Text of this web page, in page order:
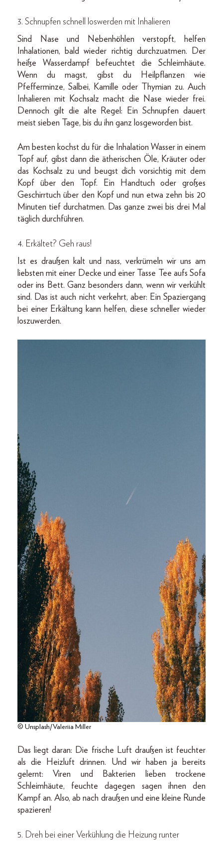
3. Schnupfen schnell loswerden mit Inhalieren
Sind Nase und Nebenhöhlen verstopft, helfen
Inhalationen, bald wieder richtig durchzuatmen. Der
heiße Wasserdampf befeuchtet die Schleimhäute.
Wenn du magst, gibst du Heilpflanzen wie
Pfefferminze, Salbei, Kamille oder Thymian zu. Auch
Inhalieren mit Kochsalz macht die Nase wieder frei.
Dennoch gilt die alte Regel: Ein Schnupfen dauert
meist sieben Tage, bis du ihn ganz losgeworden bist.
Am besten kochst du für die Inhalation Wasser in einem
Topf auf, gibst dann die ätherischen Öle, Kräuter oder
das Kochsalz zu und beugst dich vorsichtig mit dem
Kopf über den Topf. Ein Handtuch oder großes
Geschirrtuch über den Kopf und nun etwa zehn bis 20
Minuten tief durchatmen. Das ganze zwei bis drei Mal
täglich durchführen.
4. Erkältet? Geh raus!
Ist es draußen kalt und nass, verkrümeln wir uns am
liebsten mit einer Decke und einer Tasse Tee aufs Sofa
oder ins Bett. Ganz besonders dann, wenn wir verkühlt
sind. Das ist auch nicht verkehrt, aber: Ein Spaziergang
bei einer Erkältung kann helfen, diese schneller wieder
loszuwerden.
© Unsplash/Valeriia Miller
Das liegt daran: Die frische Luft draußen ist feuchter
als die Heizluft drinnen. Und wir haben ja bereits
gelernt: Viren und Bakterien lieben trockene
Schleimhäute, feuchte dagegen sagen ihnen den
Kampf an. Also, ab nach draußen und eine kleine Runde
spazieren!
5. Dreh bei einer Verkühlung die Heizung runter